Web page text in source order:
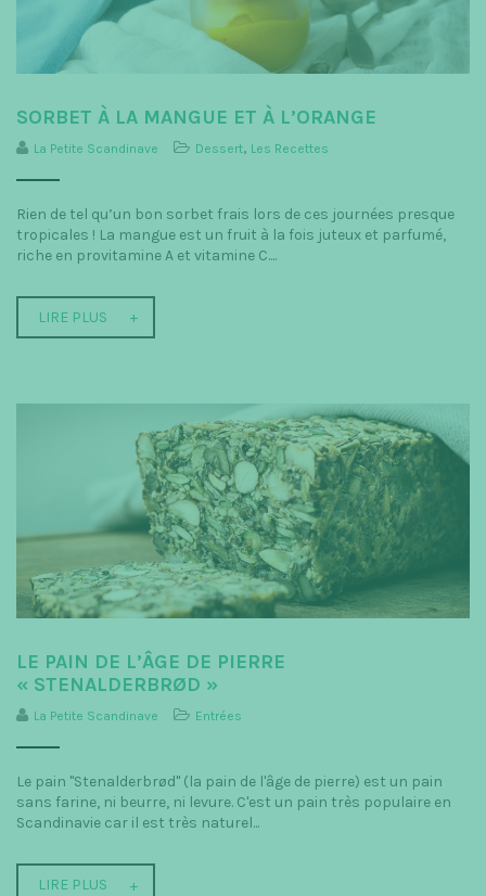
SORBET À LA MANGUE ET À L’ORANGE
La Petite Scandinave Dessert, Les Recettes
Rien de tel qu’un bon sorbet frais lors de ces journées presque
tropicales ! La mangue est un fruit à la fois juteux et parfumé,
riche en provitamine A et vitamine C....
LIRE PLUS
LE PAIN DE L’ÂGE DE PIERRE
« STENALDERBRØD »
La Petite Scandinave Entrées
Le pain "Stenalderbrød" (la pain de l'âge de pierre) est un pain
sans farine, ni beurre, ni levure. C'est un pain très populaire en
Scandinavie car il est très naturel...
LIRE PLUS